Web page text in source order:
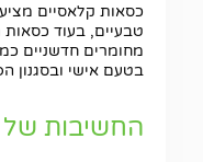
כסאות קלאסיים
טבעיים, בעוד כסאות
מחומרים חדשניים
בטעם אישי ובסגנון
החשיבות של